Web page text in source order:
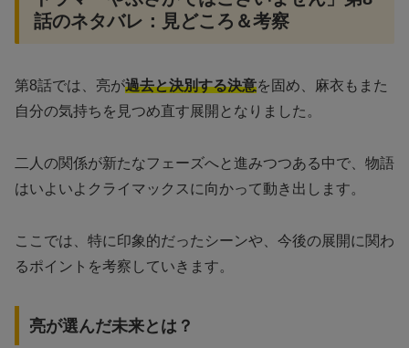
話のネタバレ：見どころ＆考察
第8話では、亮が過去と決別する決意を固め、麻衣もまた
自分の気持ちを見つめ直す展開となりました。
二人の関係が新たなフェーズへと進みつつある中で、物語
はいよいよクライマックスに向かって動き出します。
ここでは、特に印象的だったシーンや、今後の展開に関わ
るポイントを考察していきます。
亮が選んだ未来とは？